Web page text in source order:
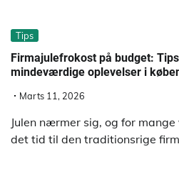
Tips
Firmajulefrokost på budget:
mindeværdige oplevelser i
Marts 11, 2026
Julen nærmer sig, og for
det tid til den traditionsrige